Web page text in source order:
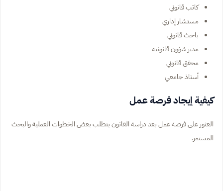
كاتب قانوني
مستشار إداري
باحث قانوني
مدير شؤون قانونية
محقق قانوني
أستاذ جامعي
كيفية إيجاد فرصة عمل
العثور على فرصة عمل بعد دراسة القانون يتطلب بعض الخطوات العملية والبحث
المستمر.